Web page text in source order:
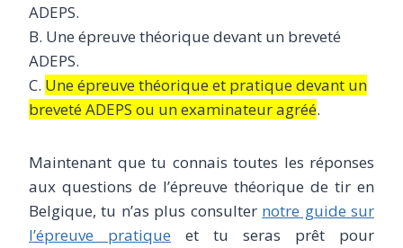
ADEPS.
B. Une épreuve théorique devant un breveté
ADEPS.
C. Une épreuve théorique et pratique devant un
breveté ADEPS ou un examinateur agréé.
Maintenant que tu connais toutes les réponses
aux questions de l’épreuve théorique de tir en
Belgique, tu n’as plus consulter notre guide sur
l’épreuve pratique et tu seras prêt pour